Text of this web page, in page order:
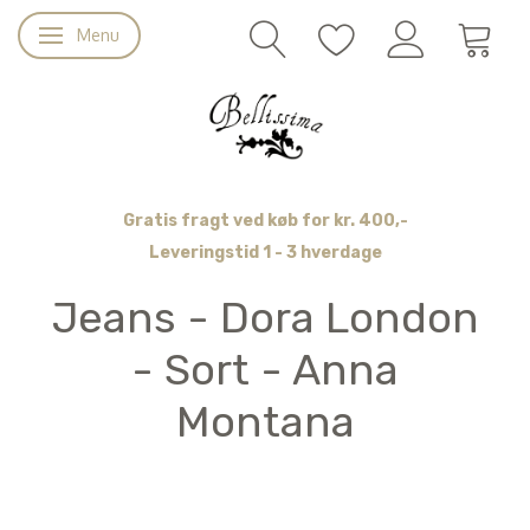
Skifte navigation
Menu
Gratis fragt ved køb for kr. 400,-
Leveringstid 1 - 3 hverdage
Jeans - Dora London
- Sort - Anna
Montana